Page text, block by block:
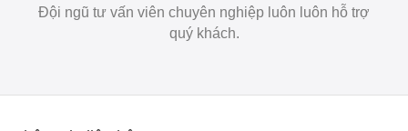
Đội ngũ tư vấn viên chuyên nghiệp luôn luôn hỗ trợ
quý khách.